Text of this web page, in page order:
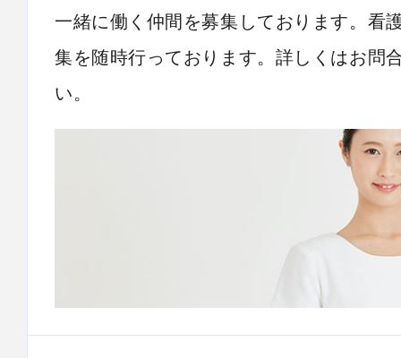
一緒に働く仲間を募集しております。看
集を随時行っております。詳しくはお問
い。